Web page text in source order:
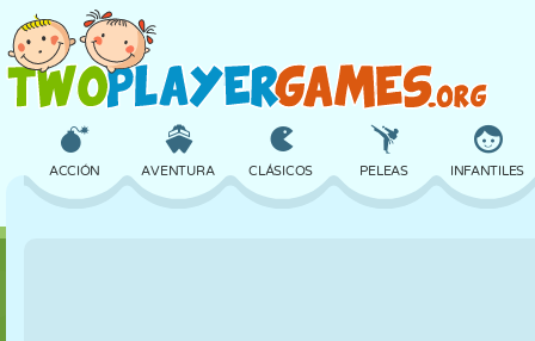
ACCIÓN AVENTURA CLÁSICOS PELEAS INFANTILES